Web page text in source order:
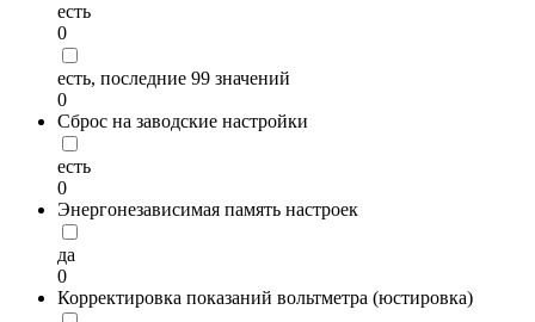
есть
0
есть, последние 99 значений
0
Сброс на заводские настройки
есть
0
Энергонезависимая память настроек
да
0
Корректировка показаний вольтметра (юстировка)